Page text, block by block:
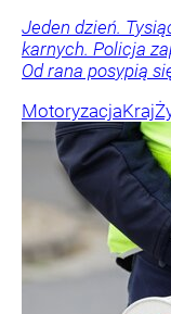
Jeden dzień.
karnych. Policja
Od rana posypią
MotoryzacjaKraj